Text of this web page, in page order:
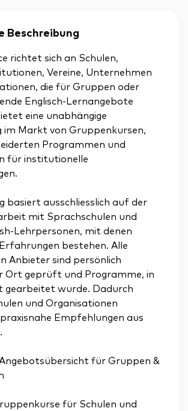
Beschreibung
richtet sich an Schulen,
Vereine, Unternehmen
die für Gruppen oder
Englisch-Lernangebote
eine unabhängige
im Markt von Gruppenkursen,
Programmen und
für institutionelle
basiert ausschliesslich auf der
mit Sprachschulen und
Lehrpersonen, mit denen
bestehen. Alle
Anbieter sind persönlich
Ort geprüft und Programme, in
gearbeitet wurde. Dadurch
und Organisationen
Empfehlungen aus
für Gruppen &
für Schulen und